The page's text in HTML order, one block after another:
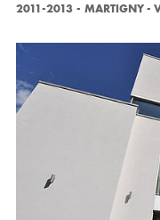
2011-2013 - MARTIGNY -